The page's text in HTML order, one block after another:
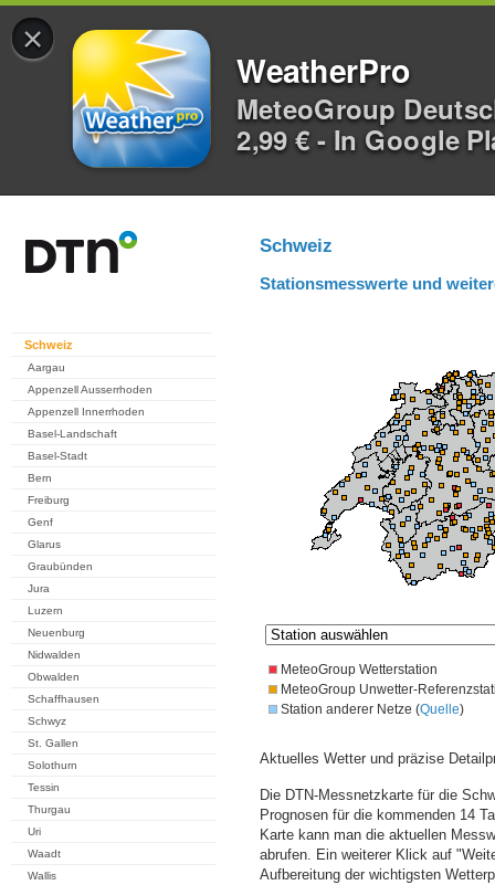
×
WeatherPro
MeteoGroup
2,99 € - In Google
Schweiz
Aargau
Appenzell Ausserrhoden
Appenzell Innerrhoden
Basel-Landschaft
Basel-Stadt
Bern
Freiburg
Genf
Glarus
Graubünden
Jura
Luzern
Neuenburg
Nidwalden
Obwalden
Schaffhausen
Schwyz
St. Gallen
Solothurn
Tessin
Thurgau
Uri
Waadt
Wallis
Schweiz
Stationsmesswerte und
MeteoGroup Wetterstation
MeteoGroup Unwetter-
Station anderer Netze (Quelle)
Aktuelles Wetter und präzise
Die DTN-Messnetzkarte für die
Prognosen für die kommenden 14
Karte kann man die aktuellen
abrufen. Ein weiterer Klick auf
Aufbereitung der wichtigsten